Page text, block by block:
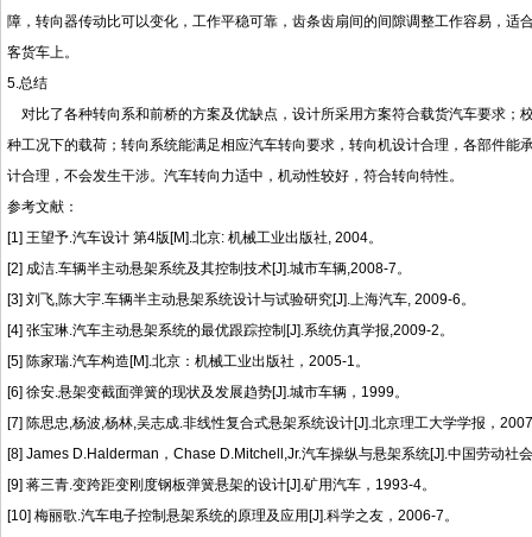
障，转向器传动比可以变化，工作平稳可靠，齿条齿扇间的间隙调整工作容易，
客货车上。
5.总结
对比了各种转向系和前桥的方案及优缺点，设计所采用方案符合载货汽车要求；
种工况下的载荷；转向系统能满足相应汽车转向要求，转向机设计合理，各部件
计合理，不会发生干涉。汽车转向力适中，机动性较好，符合转向特性。
参考文献：
[1] 王望予.汽车设计 第4版[M].北京: 机械工业出版社, 2004。
[2] 成洁.车辆半主动悬架系统及其控制技术[J].城市车辆,2008-7。
[3] 刘飞,陈大宇.车辆半主动悬架系统设计与试验研究[J].上海汽车, 2009-6。
[4] 张宝琳.汽车主动悬架系统的最优跟踪控制[J].系统仿真学报,2009-2。
[5] 陈家瑞.汽车构造[M].北京：机械工业出版社，2005-1。
[6] 徐安.悬架变截面弹簧的现状及发展趋势[J].城市车辆，1999。
[7] 陈思忠,杨波,杨林,吴志成.非线性复合式悬架系统设计[J].北京理工大学学报，
[8] James D.Halderman，Chase D.Mitchell,Jr.汽车操纵与悬架系统[J].中国劳动社
[9] 蒋三青.变跨距变刚度钢板弹簧悬架的设计[J].矿用汽车，1993-4。
[10] 梅丽歌.汽车电子控制悬架系统的原理及应用[J].科学之友，2006-7。